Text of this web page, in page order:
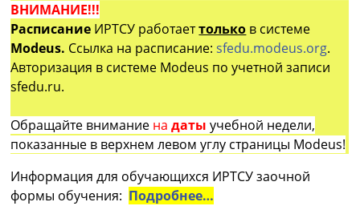
ВНИМАНИЕ!!!
Расписание ИРТСУ работаеттолько в системе
Modeus. Ссылка на расписание:sfedu.modeus.org.
Авторизация в системе Modeus по учетной записи
sfedu.ru.
Обращайте внимание на датыучебной недели,
показанные в верхнем левом углу страницы Modeus!
Информация для обучающихся ИРТСУ заочной
формы обучения: Подробнее…